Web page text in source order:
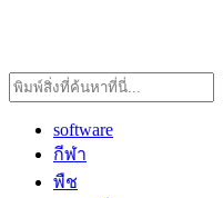
ค้นหา
software
กีฬา
พืช